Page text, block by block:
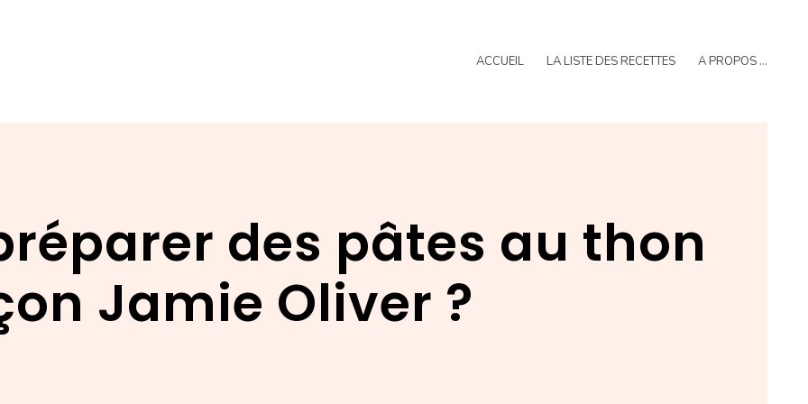
ACCUEIL LA LISTE DES RECETTES A PROPOS …
des pâtes au thon
Jamie Oliver ?